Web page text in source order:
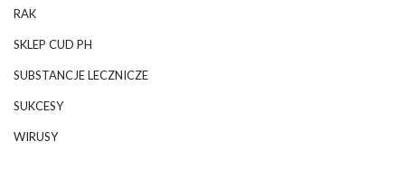
RAK
SKLEP CUD PH
SUBSTANCJE LECZNICZE
SUKCESY
WIRUSY